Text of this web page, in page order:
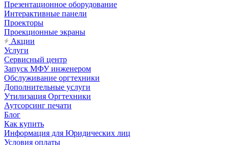
Презентационное оборудование
Интерактивные панели
Проекторы
Проекционные экраны
Акции
Услуги
Сервисный центр
Запуск МФУ инженером
Обслуживание оргтехники
Дополнительные услуги
Утилизация Оргтехники
Аутсорсинг печати
Блог
Как купить
Информация для Юридических лиц
Условия оплаты